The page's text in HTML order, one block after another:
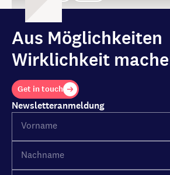
Markenarbeit in der
Brigitte Maier
Inhaberin & Geschäftsführung
Aus Möglichkeiten
Wirklichkeit
Get in touch
Newsletteranmeldung